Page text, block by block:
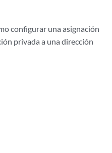
configurar una asignación
privada a una dirección